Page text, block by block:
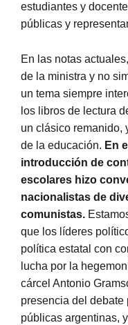
estudiantes y
públicas y
En las notas
de la ministra y no
un tema siempre
los libros de lectura
un clásico remanido,
de la educación. En
introducción de
escolares hizo
nacionalistas de
comunistas.
que los líderes
política estatal con
lucha por la
cárcel Antonio
presencia del
públicas argentinas,